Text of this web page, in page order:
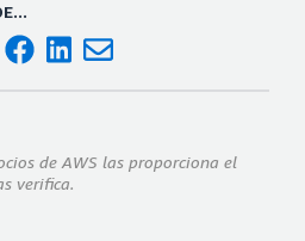
de AWS las proporciona el
verifica.